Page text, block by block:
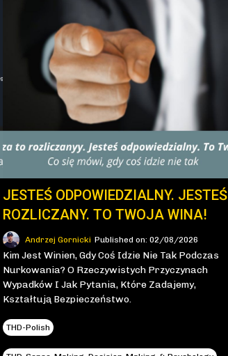
JESTEŚ ODPOWIEDZIALNY. JESTEŚ
ROZLICZANY. TO TWOJA WINA!
Andrzej Gornicki Published on: 02/08/2026
Kim Jest Winien, Gdy Coś Idzie Nie Tak Podczas
Nurkowania? O Rzeczywistych Przyczynach
Wypadków I Jak Pytania, Które Zadajemy,
Kształtują Bezpieczeństwo.
THD-Polish